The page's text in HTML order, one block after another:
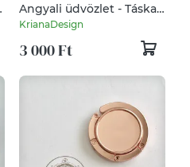
Angyali üdvözlet - Táska
akasztó karácsonyi
KrianaDesign
3 000 Ft